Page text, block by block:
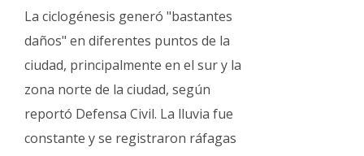
La ciclogénesis generó "bastantes
daños" en diferentes puntos de la
ciudad, principalmente en el sur y la
zona norte de la ciudad, según
reportó Defensa Civil. La lluvia fue
constante y se registraron ráfagas